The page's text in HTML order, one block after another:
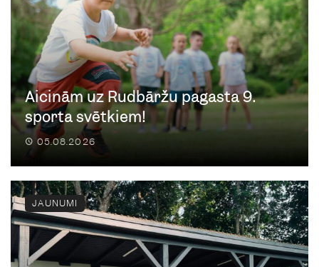
Aicinām uz Rudbāržu pagasta 9.
sporta svētkiem!
05.08.2026
JAUNUMI